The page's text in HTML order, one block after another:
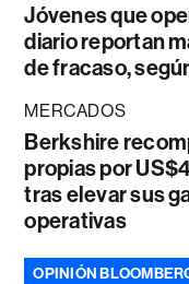
Jóvenes que
diario reportan
de fracaso,
MERCADOS
Berkshire
propias por
tras elevar sus
operativas
OPINIÓN